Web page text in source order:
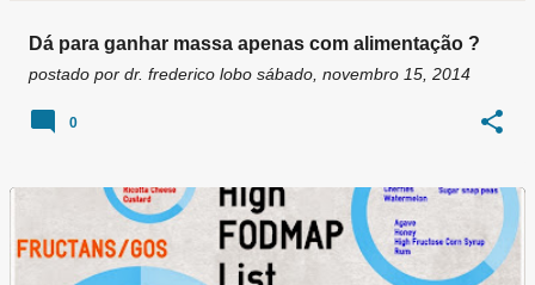
Dá para ganhar massa apenas com alimentação ?
postado por dr. frederico lobo sábado, novembro 15, 2014
0